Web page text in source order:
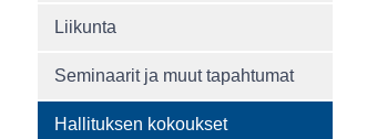
Liikunta
Seminaarit ja muut tapahtumat
Hallituksen kokoukset